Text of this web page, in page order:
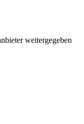
weitergegeben